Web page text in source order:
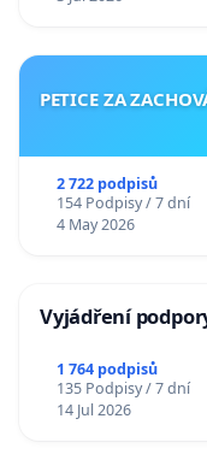
PETICE ZA
2 722 podpisů
154 Podpisy / 7 dní
4 May 2026
Vyjádření
1 764 podpisů
135 Podpisy / 7 dní
14 Jul 2026